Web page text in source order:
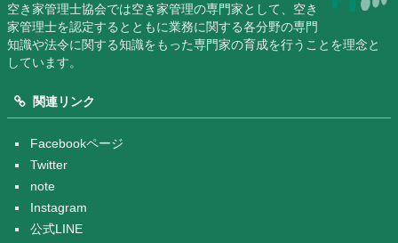
空き家管理士協会では空き家管理の専門家として、空き
家管理士を認定するとともに業務に関する各分野の専門
知識や法令に関する知識をもった専門家の育成を行うことを理念と
しています。
関連リンク
Facebookページ
Twitter
note
Instagram
公式LINE